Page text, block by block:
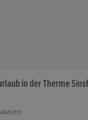
in der Therme